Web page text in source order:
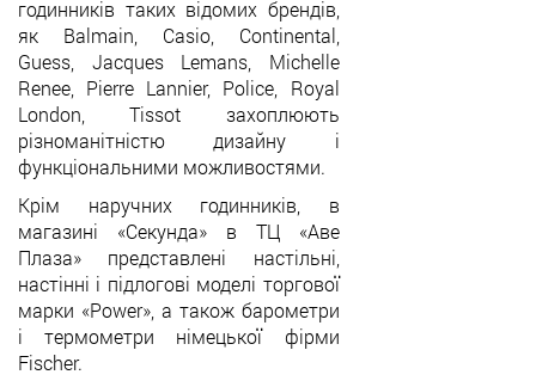
годинників таких відомих брендів,
як Balmain, Casio, Continental,
Guess, Jacques Lemans, Michelle
Renee, Pierre Lannier, Police, Royal
London, Tissot захоплюють
різноманітністю дизайну і
функціональними можливостями.
Крім наручних годинників, в
магазині «Секунда» в ТЦ «Аве
Плаза» представлені настільні,
настінні і підлогові моделі торгової
марки «Power», а також барометри
і термометри німецької фірми
Fischer.